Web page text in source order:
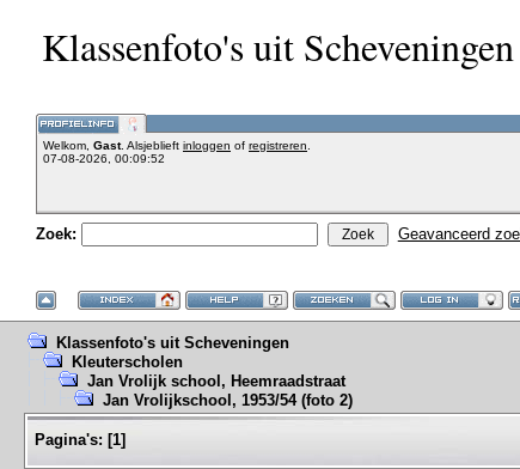
Klassenfoto's uit Scheveningen
Welkom, Gast. Alsjeblieft inloggen of registreren
07-08-2026, 00:09:52
Zoek: Geavanceerd
Klassenfoto's uit Scheveningen
Kleuterscholen
Jan Vrolijk school, Heemraadstraat
Jan Vrolijkschool, 1953/54 (foto 2)
Pagina's: [1]